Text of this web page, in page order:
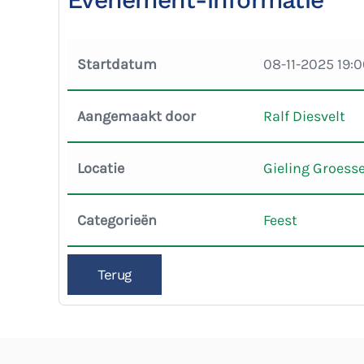
Startdatum 08-11-2025
Aangemaakt door Ralf Diesvelt
Locatie Gieling
Categorieën Feest
Terug